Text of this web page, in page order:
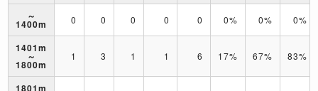
～
1400m 0 0 0 0 0 0% 0% 0%
1401m
～
1800m
1 3 1 1 6 17% 67% 83%